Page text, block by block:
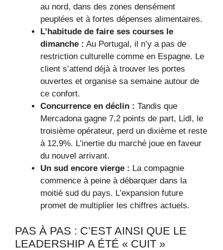
au nord, dans des zones densément
peuplées et à fortes dépenses alimentaires.
L’habitude de faire ses courses le
dimanche : Au Portugal, il n’y a pas de
restriction culturelle comme en Espagne. Le
client s’attend déjà à trouver les portes
ouvertes et organise sa semaine autour de
ce confort.
Concurrence en déclin : Tandis que
Mercadona gagne 7,2 points de part, Lidl, le
troisième opérateur, perd un dixième et reste
à 12,9%. L’inertie du marché joue en faveur
du nouvel arrivant.
Un sud encore vierge : La compagnie
commence à peine à débarquer dans la
moitié sud du pays. L’expansion future
promet de multiplier les chiffres actuels.
PAS À PAS : C’EST AINSI QUE LE
LEADERSHIP A ÉTÉ « CUIT »